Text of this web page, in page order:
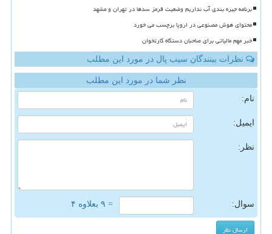
برنامه جیره بندی آب نداریم وضعیت قرمز سدها در تهران و مشهد
محتوای هوش مصنوعی در اروپا برچسب می خورد
خبر مهم مالیاتی برای صاحبان دستگاه کارتخوان
نظرات بینندگان سیب پال در مورد این مطلب
نظر شما در مورد این مطلب
نام:
ایمیل:
نظر:
سوال: = ۹ بعلاوه ۴